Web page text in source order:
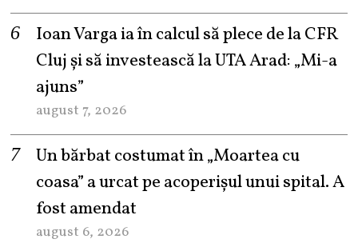
Ioan Varga ia în calcul să plece de la CFR
Cluj și să investească la UTA Arad: „Mi-a
ajuns”
august 7, 2026
Un bărbat costumat în „Moartea cu
coasa” a urcat pe acoperișul unui spital. A
fost amendat
august 6, 2026